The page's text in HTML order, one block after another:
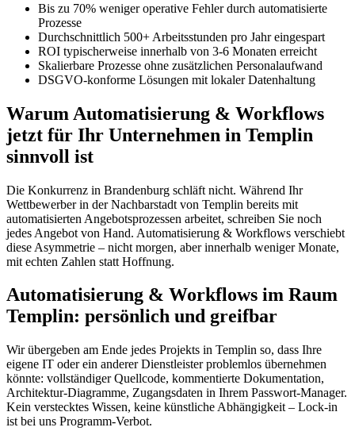
Bis zu 70% weniger operative Fehler durch automatisierte
Prozesse
Durchschnittlich 500+ Arbeitsstunden pro Jahr eingespart
ROI typischerweise innerhalb von 3-6 Monaten erreicht
Skalierbare Prozesse ohne zusätzlichen Personalaufwand
DSGVO-konforme Lösungen mit lokaler Datenhaltung
Warum Automatisierung & Workflows
jetzt für Ihr Unternehmen in Templin
sinnvoll ist
Die Konkurrenz in Brandenburg schläft nicht. Während Ihr
Wettbewerber in der Nachbarstadt von Templin bereits mit
automatisierten Angebotsprozessen arbeitet, schreiben Sie noch
jedes Angebot von Hand. Automatisierung & Workflows verschiebt
diese Asymmetrie – nicht morgen, aber innerhalb weniger Monate,
mit echten Zahlen statt Hoffnung.
Automatisierung & Workflows im Raum
Templin: persönlich und greifbar
Wir übergeben am Ende jedes Projekts in Templin so, dass Ihre
eigene IT oder ein anderer Dienstleister problemlos übernehmen
könnte: vollständiger Quellcode, kommentierte Dokumentation,
Architektur-Diagramme, Zugangsdaten in Ihrem Passwort-Manager.
Kein verstecktes Wissen, keine künstliche Abhängigkeit – Lock-in
ist bei uns Programm-Verbot.